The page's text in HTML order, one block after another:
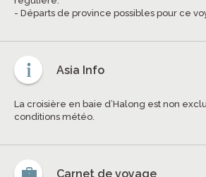
- Départs de province possibles pour ce
Asia Info
La croisière en baie d’Halong est non
conditions météo.
Carnet de voyage